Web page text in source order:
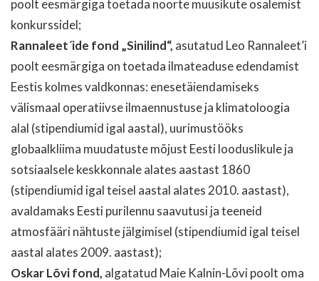
poolt eesmärgiga toetada noorte muusikute osalemist
konkurssidel;
Rannaleet´ide fond „Sinilind“, asutatud Leo Rannaleet’i
poolt eesmärgiga on toetada ilmateaduse edendamist
Eestis kolmes valdkonnas: enesetäiendamiseks
välismaal operatiivse ilmaennustuse ja klimatoloogia
alal (stipendiumid igal aastal), uurimustööks
globaalkliima muudatuste mõjust Eesti looduslikule ja
sotsiaalsele keskkonnale alates aastast 1860
(stipendiumid igal teisel aastal alates 2010. aastast),
avaldamaks Eesti purilennu saavutusi ja teeneid
atmosfääri nähtuste jälgimisel (stipendiumid igal teisel
aastal alates 2009. aastast);
Oskar Lõvi fond, algatatud Maie Kalnin-Lõvi poolt oma